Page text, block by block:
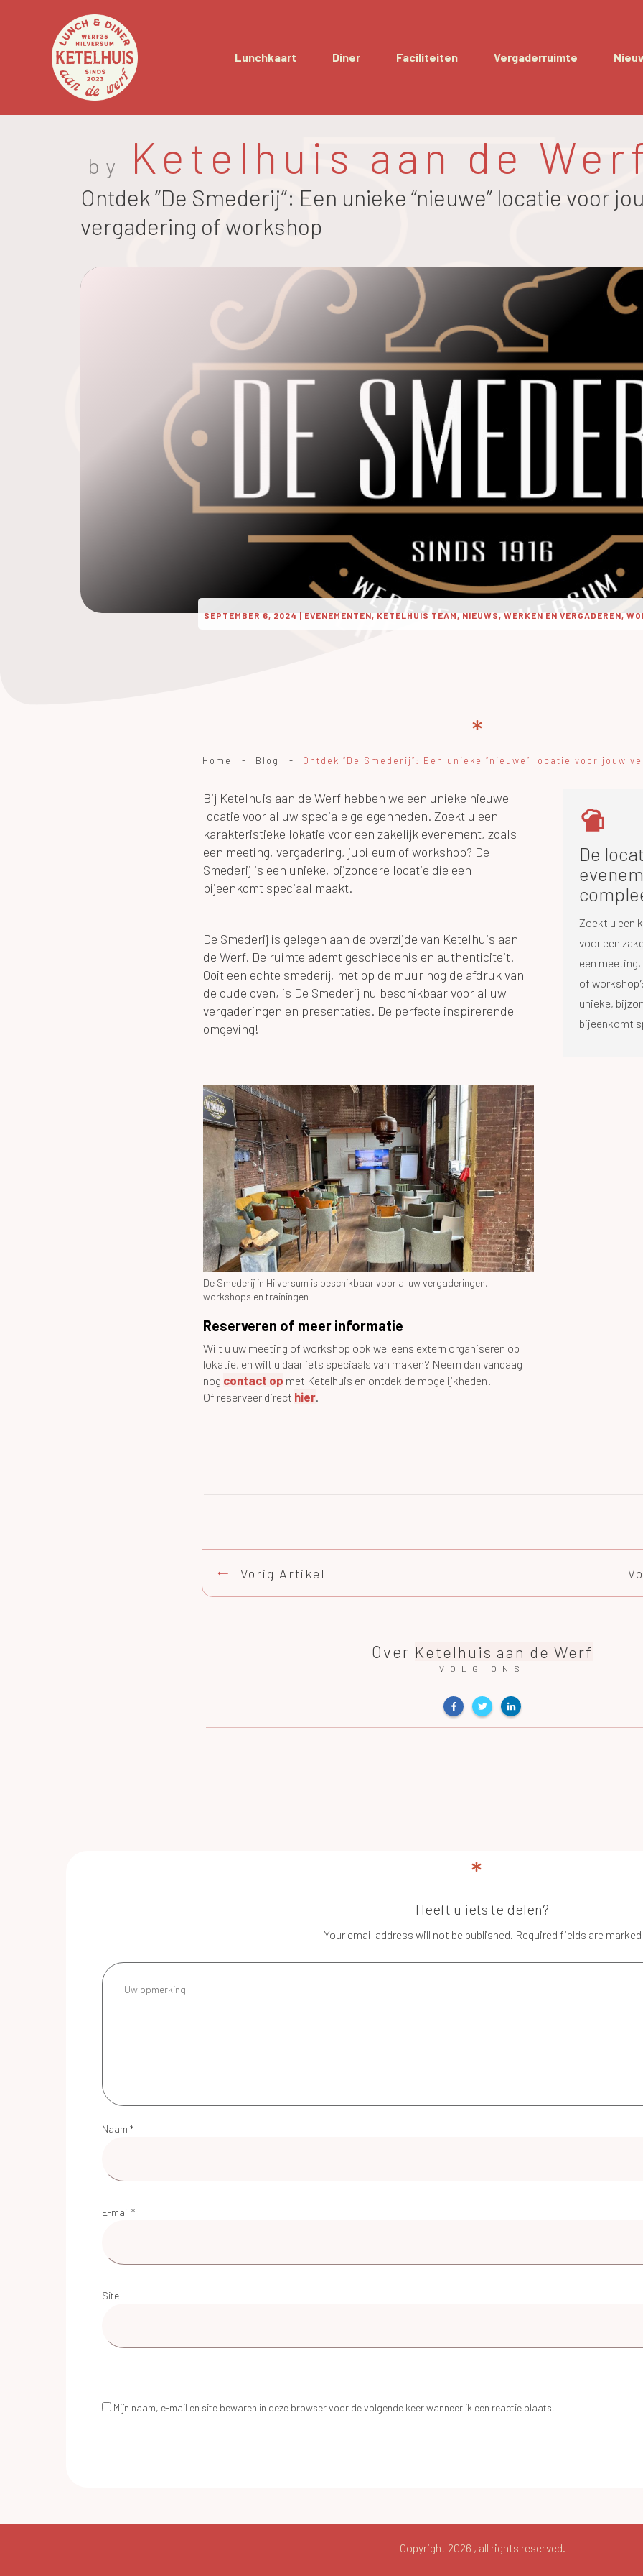
Lunchkaart Diner Faciliteiten Vergaderruimte
by Ketelhuis aan de Werf
Ontdek “De Smederij”: Een unieke “nieuwe” locatie voor
vergadering of workshop
SEPTEMBER 6, 2024 | EVENEMENTEN, KETELHUIS TEAM, NIEUWS, WERKEN EN VERGADEREN,
Home - Blog -
Bij Ketelhuis aan de Werf hebben we een unieke nieuwe
locatie voor al uw speciale gelegenheden. Zoekt u een
karakteristieke lokatie voor een zakelijk evenement, zoals
een meeting, vergadering, jubileum of workshop? De
Smederij is een unieke, bijzondere locatie die een
bijeenkomt speciaal maakt.
De Smederij is gelegen aan de overzijde van Ketelhuis aan
de Werf. De ruimte ademt geschiedenis en authenticiteit.
Ooit een echte smederij, met op de muur nog de afdruk van
de oude oven, is De Smederij nu beschikbaar voor al uw
vergaderingen en presentaties. De perfecte inspirerende
omgeving!
De Smederij in Hilversum is beschikbaar voor al uw vergaderingen,
workshops en trainingen
Reserveren of meer informatie
Wilt u uw meeting of workshop ook wel eens extern organiseren op
lokatie, en wilt u daar iets speciaals van maken? Neem dan vandaag
nog contact op met Ketelhuis en ontdek de mogelijkheden!
Of reserveer direct hier
De
Zoekt u een
voor een
een
of
unieke,
bijeenkomt
Vorig Artikel
Over Ketelhuis aan de Werf
VOLG ONS
Heeft u iets te delen?
Your email address will not be published. Required fields are marked
Naam *
E-mail *
Site
Mijn naam, e-mail en site bewaren in deze browser voor de volgende keer wanneer ik een reactie plaats.
Copyright 2026 , all rights reserved.